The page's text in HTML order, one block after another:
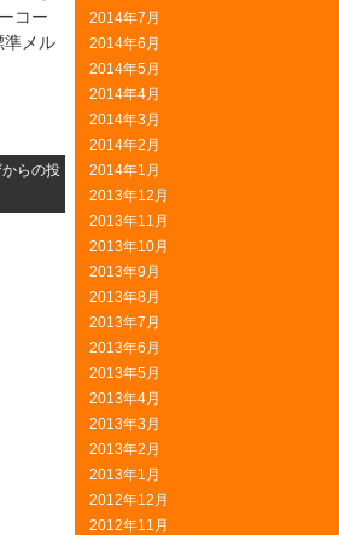
コー
準メル
らの投
2014年7月
2014年6月
2014年5月
2014年4月
2014年3月
2014年2月
2014年1月
2013年12月
2013年11月
2013年10月
2013年9月
2013年8月
2013年7月
2013年6月
2013年5月
2013年4月
2013年3月
2013年2月
2013年1月
2012年12月
2012年11月